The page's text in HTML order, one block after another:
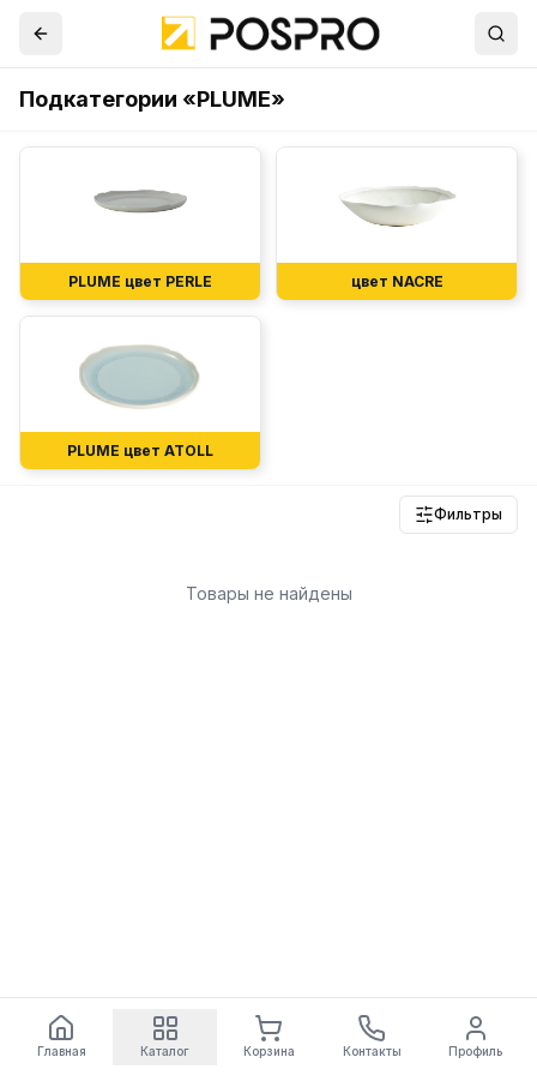
Подкатегории «PLUME»
PLUME цвет PERLE цвет NACRE
PLUME цвет ATOLL
Фильтры
Товары не найдены
Главная Каталог Корзина Контакты Профиль